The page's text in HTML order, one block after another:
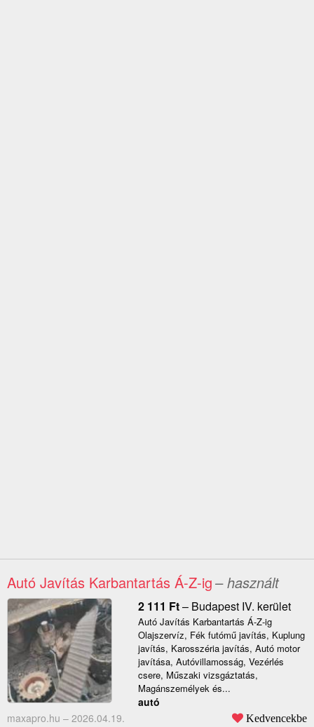
Autó Javítás Karbantartás Á-Z-ig– használt
2 111 Ft– Budapest IV. kerület
Autó Javítás Karbantartás Á-Z-ig
Olajszervíz, Fék futómű javítás, Kuplung
javítás, Karosszéria javítás, Autó motor
javítása, Autóvillamosság, Vezérlés
csere, Műszaki vizsgáztatás,
Magánszemélyek és...
autó
maxapro.hu – 2026.04.19. Kedvencekbe